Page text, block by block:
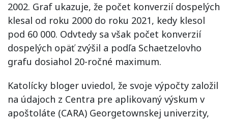
2002. Graf ukazuje, že počet konverzií dospelých
klesal od roku 2000 do roku 2021, kedy klesol
pod 60 000. Odvtedy sa však počet konverzií
dospelých opäť zvýšil a podľa Schaetzelovho
grafu dosiahol 20-ročné maximum.
Katolícky bloger uviedol, že svoje výpočty založil
na údajoch z Centra pre aplikovaný výskum v
apoštoláte (CARA) Georgetownskej univerzity,